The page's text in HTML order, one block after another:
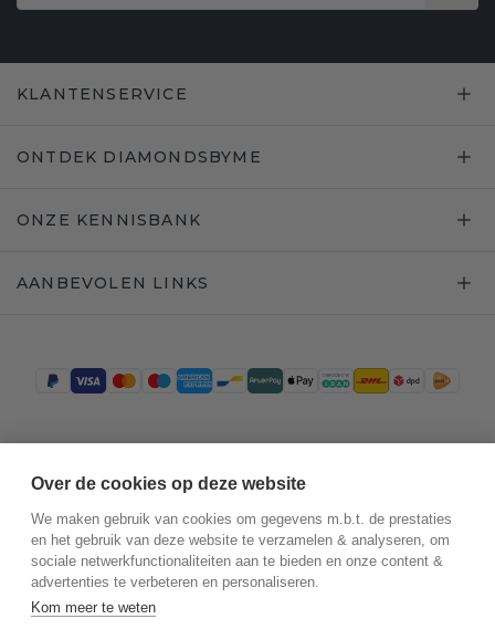
KLANTENSERVICE
ONTDEK DIAMONDSBYME
ONZE KENNISBANK
AANBEVOLEN LINKS
Over de cookies op deze website
We maken gebruik van cookies om gegevens m.b.t. de prestaties
en het gebruik van deze website te verzamelen & analyseren, om
sociale netwerkfunctionaliteiten aan te bieden en onze content &
advertenties te verbeteren en personaliseren.
Kom meer te weten